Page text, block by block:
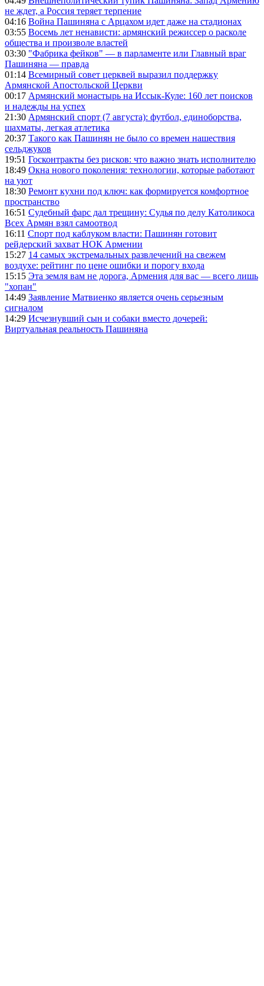
не ждет, а Россия теряет терпение
04:16 Война Пашиняна с Арцахом идет даже на стадионах
03:55 Восемь лет ненависти: армянский режиссер о расколе
общества и произволе властей
03:30 "Фабрика фейков" — в парламенте или Главный враг
Пашиняна — правда
01:14 Всемирный совет церквей выразил поддержку
Армянской Апостольской Церкви
00:17 Армянский монастырь на Иссык-Куле: 160 лет поисков
и надежды на успех
21:30 Армянский спорт (7 августа): футбол, единоборства,
шахматы, легкая атлетика
20:37 Такого как Пашинян не было со времен нашествия
сельджуков
19:51 Госконтракты без рисков: что важно знать исполнителю
18:49 Окна нового поколения: технологии, которые работают
на уют
18:30 Ремонт кухни под ключ: как формируется комфортное
пространство
16:51 Судебный фарс дал трещину: Судья по делу Католикоса
Всех Армян взял самоотвод
16:11 Спорт под каблуком власти: Пашинян готовит
рейдерский захват НОК Армении
15:27 14 самых экстремальных развлечений на свежем
воздухе: рейтинг по цене ошибки и порогу входа
15:15 Эта земля вам не дорога, Армения для вас — всего лишь
"хопан"
14:49 Заявление Матвиенко является очень серьезным
сигналом
14:29 Исчезнувший сын и собаки вместо дочерей:
Виртуальная реальность Пашиняна